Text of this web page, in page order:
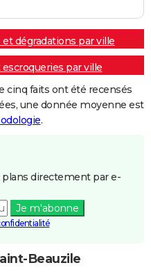
dégradations par ville
par ville
cinq faits ont été recensés
une donnée moyenne est
.
plans directement par e-
Je m'abonne
Beauzile